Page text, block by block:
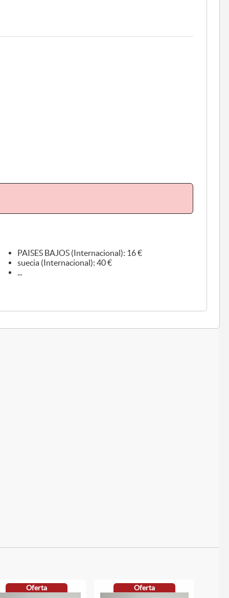
PAISES BAJOS (Internacional): 16 €
suecia (Internacional): 40 €
...
Oferta Oferta